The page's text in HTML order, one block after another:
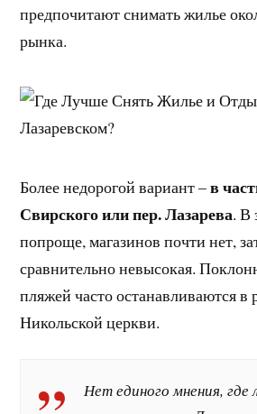
предпочитают снимать жилье
рынка.
Более недорогой вариант –в
Свирского или пер. Лазарева. В
попроще, магазинов почти нет,
сравнительно невысокая.
пляжей часто останавливаются в
Никольской церкви.
Нет единого мнения, где